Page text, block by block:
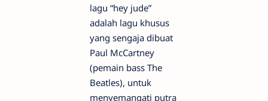
lagu “hey jude”
adalah lagu khusus
yang sengaja dibuat
Paul McCartney
(pemain bass The
Beatles), untuk
menyemangati putra